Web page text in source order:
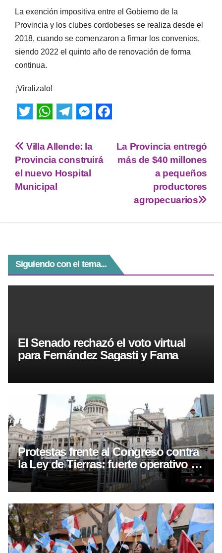
La exención impositiva entre el Gobierno de la
Provincia y los clubes cordobeses se realiza desde el
2018, cuando se comenzaron a firmar los convenios,
siendo 2022 el quinto año de renovación de forma
continua.
¡Viralizalo!
w
i
t
t
h
a
t
s
e
l
e
g
e
s
s
r
c
La Provincia entregó
más de $40 millones
a pequeños
productores
agropecuarios
Villa Allende: la
Provincia construirá
el nuevo Hospital
Municipal
Siguiendo con el tema...
El Senado rechazó el voto virtual
para Fernández Sagasti y Fama
Protestas frente al Congreso contra
la Ley de Tierras: fuerte operativo de
seguridad en el Senado